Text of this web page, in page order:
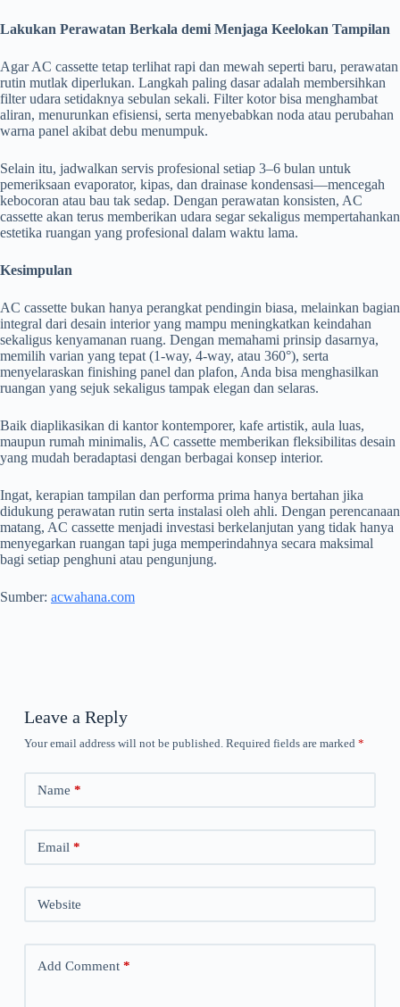
Lakukan Perawatan Berkala demi Menjaga Keelokan Tampilan
Agar AC cassette tetap terlihat rapi dan mewah seperti baru, perawatan
rutin mutlak diperlukan. Langkah paling dasar adalah membersihkan
filter udara setidaknya sebulan sekali. Filter kotor bisa menghambat
aliran, menurunkan efisiensi, serta menyebabkan noda atau perubahan
warna panel akibat debu menumpuk.
Selain itu, jadwalkan servis profesional setiap 3–6 bulan untuk
pemeriksaan evaporator, kipas, dan drainase kondensasi—mencegah
kebocoran atau bau tak sedap. Dengan perawatan konsisten, AC
cassette akan terus memberikan udara segar sekaligus mempertahankan
estetika ruangan yang profesional dalam waktu lama.
Kesimpulan
AC cassette bukan hanya perangkat pendingin biasa, melainkan bagian
integral dari desain interior yang mampu meningkatkan keindahan
sekaligus kenyamanan ruang. Dengan memahami prinsip dasarnya,
memilih varian yang tepat (1-way, 4-way, atau 360°), serta
menyelaraskan finishing panel dan plafon, Anda bisa menghasilkan
ruangan yang sejuk sekaligus tampak elegan dan selaras.
Baik diaplikasikan di kantor kontemporer, kafe artistik, aula luas,
maupun rumah minimalis, AC cassette memberikan fleksibilitas desain
yang mudah beradaptasi dengan berbagai konsep interior.
Ingat, kerapian tampilan dan performa prima hanya bertahan jika
didukung perawatan rutin serta instalasi oleh ahli. Dengan perencanaan
matang, AC cassette menjadi investasi berkelanjutan yang tidak hanya
menyegarkan ruangan tapi juga memperindahnya secara maksimal
bagi setiap penghuni atau pengunjung.
Sumber: acwahana.com
Leave a Reply
Your email address will not be published. Required fields are marked *
Name *
Email *
Website
Add Comment*